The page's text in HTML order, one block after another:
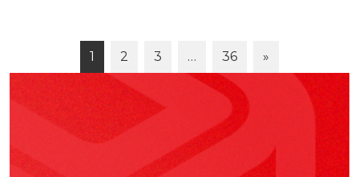
1 2 3 … 36 »